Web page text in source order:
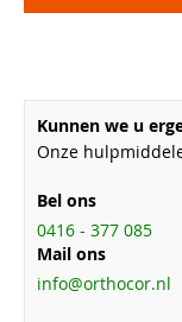
Kunnen we u
Onze
Bel ons
0416 - 377 085
Mail ons
info@orthocor.nl